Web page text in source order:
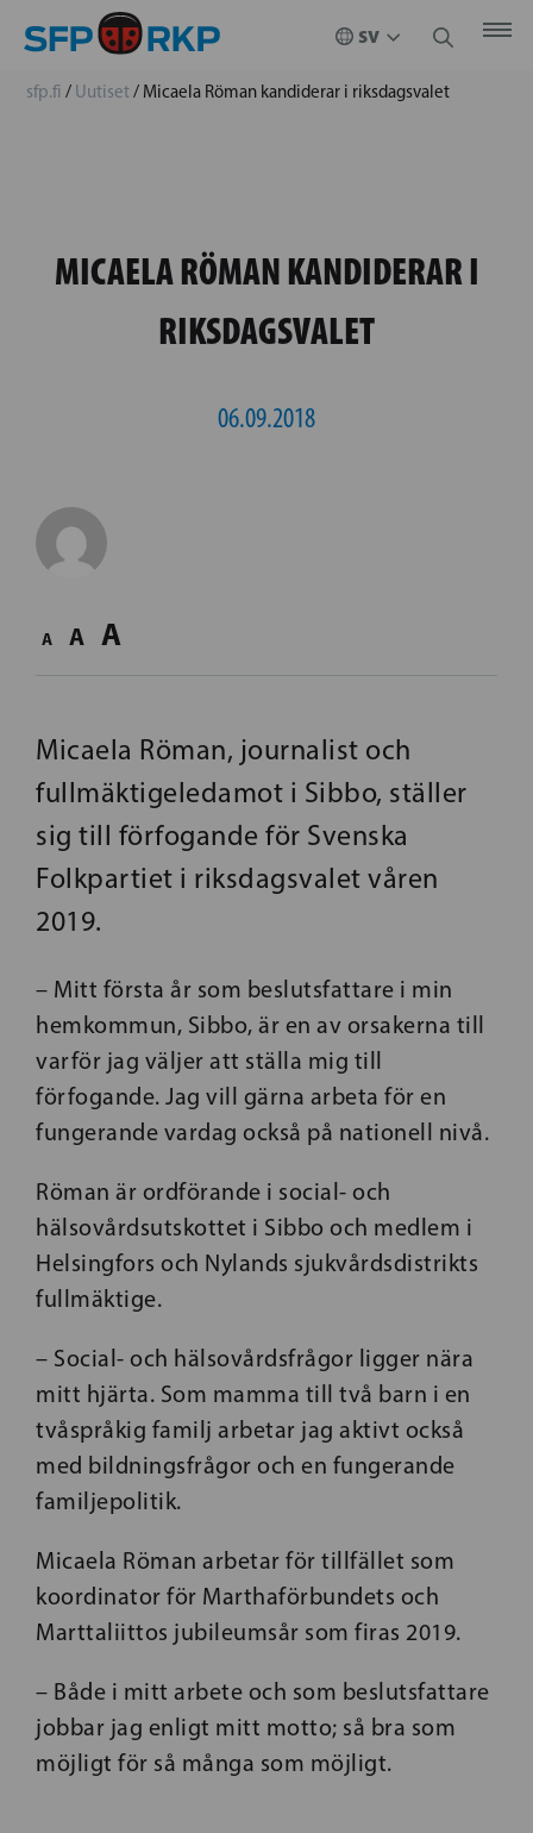
sfp.fi / Uutiset/ Micaela Röman kandiderar i riksdagsvalet
MICAELA RÖMAN KANDIDERAR I
RIKSDAGSVALET
06.09.2018
A A A
Micaela Röman, journalist och
fullmäktigeledamot i Sibbo, ställer
sig till förfogande för Svenska
Folkpartiet i riksdagsvalet våren
2019.
– Mitt första år som beslutsfattare i min
hemkommun, Sibbo, är en av orsakerna till
varför jag väljer att ställa mig till
förfogande. Jag vill gärna arbeta för en
fungerande vardag också på nationell nivå.
Röman är ordförande i social- och
hälsovårdsutskottet i Sibbo och medlem i
Helsingfors och Nylands sjukvårdsdistrikts
fullmäktige.
– Social- och hälsovårdsfrågor ligger nära
mitt hjärta. Som mamma till två barn i en
tvåspråkig familj arbetar jag aktivt också
med bildningsfrågor och en fungerande
familjepolitik.
Micaela Röman arbetar för tillfället som
koordinator för Marthaförbundets och
Marttaliittos jubileumsår som firas 2019.
– Både i mitt arbete och som beslutsfattare
jobbar jag enligt mitt motto; så bra som
möjligt för så många som möjligt.